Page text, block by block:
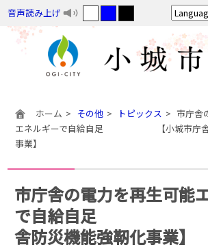
音声読み上げ
ホーム その他 トピックス
市庁舎
エネルギーで自給自足 【小城市庁舎
事業】
市庁舎の電力を再生可能
で自給自足 【
舎防災機能強靭化事業】